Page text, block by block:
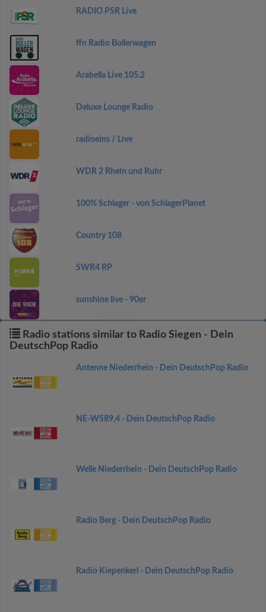
RADIO PSR Live
ffn Radio Bollerwagen
Arabella Live 105.2
Deluxe Lounge Radio
radioeins / Live
WDR 2 Rhein und Ruhr
100% Schlager - von SchlagerPlanet
Country 108
SWR4 RP
sunshine live - 90er
Radio stations similar to Radio Siegen - Dein
DeutschPop Radio
Antenne Niederrhein - Dein DeutschPop Radio
NE-WS89,4 - Dein DeutschPop Radio
Welle Niederrhein - Dein DeutschPop Radio
Radio Berg - Dein DeutschPop Radio
Radio Kiepenkerl - Dein DeutschPop Radio